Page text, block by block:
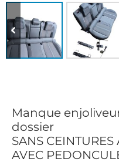
Manque
dossier
SANS CEINTURES
AVEC